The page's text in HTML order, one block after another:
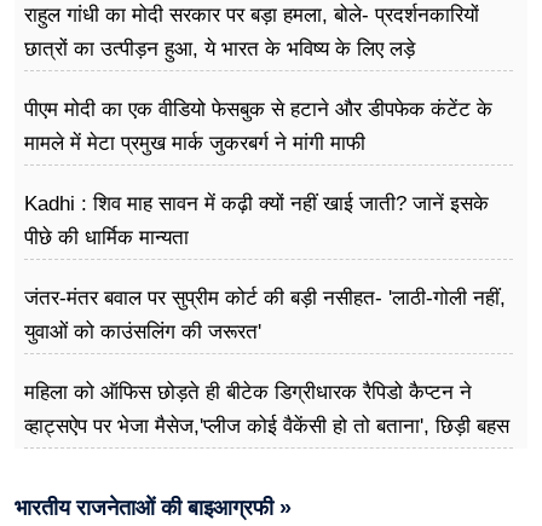
राहुल गांधी का मोदी सरकार पर बड़ा हमला, बोले- प्रदर्शनकारियों
छात्रों का उत्पीड़न हुआ, ये भारत के भविष्य के लिए लड़े
पीएम मोदी का एक वीडियो फेसबुक से हटाने और डीपफेक कंटेंट के
मामले में मेटा प्रमुख मार्क जुकरबर्ग ने मांगी माफी
Kadhi : शिव माह सावन में कढ़ी क्यों नहीं खाई जाती? जानें इसके
पीछे की धार्मिक मान्यता
जंतर-मंतर बवाल पर सुप्रीम कोर्ट की बड़ी नसीहत- 'लाठी-गोली नहीं,
युवाओं को काउंसलिंग की जरूरत'
महिला को ऑफिस छोड़ते ही बीटेक डिग्रीधारक रैपिडो कैप्टन ने
व्हाट्सऐप पर भेजा मैसेज,'प्लीज कोई वैकेंसी हो तो बताना', छिड़ी बहस
भारतीय राजनेताओं की बाइआग्रफी »